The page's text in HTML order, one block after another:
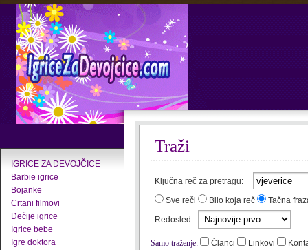
IGRICE ZA DEVOJČICE
Barbie igrice
Bojanke
Crtani filmovi
Dečije igrice
Igrice bebe
Igre doktora
Traži
Ključna reč za pretragu:
Sve reči
Bilo koja reč
Tačna
Redosled:
Samo traženje: Članci Linkovi